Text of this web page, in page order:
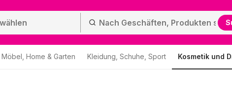
Möbel, Home & Garten Kleidung, Schuhe, Sport Kosmetik und